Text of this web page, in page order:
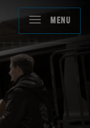
MENU